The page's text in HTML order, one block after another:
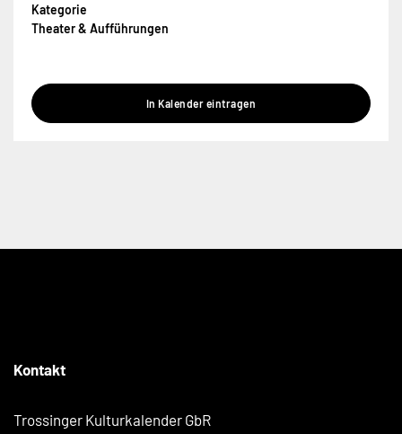
Kategorie
Theater & Aufführungen
In Kalender eintragen
Kontakt
Trossinger Kulturkalender GbR